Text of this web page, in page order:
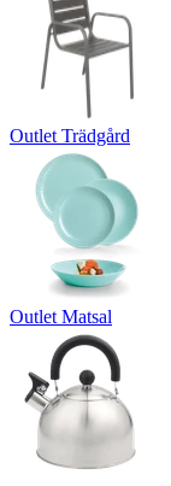
Outlet Trädgård
Outlet Matsal